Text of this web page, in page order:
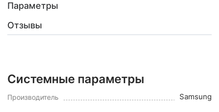
Параметры
Отзывы
Системные параметры
Производитель Samsung